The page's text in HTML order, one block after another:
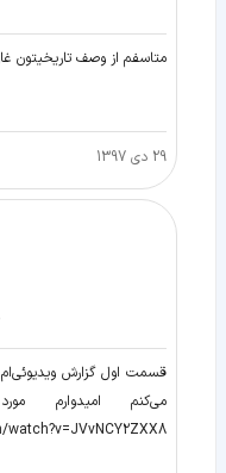
متاسفم از وصف تاریخیتون
29 دی 1397
قسمت اول گزارش
می‌کنم امیدوارم